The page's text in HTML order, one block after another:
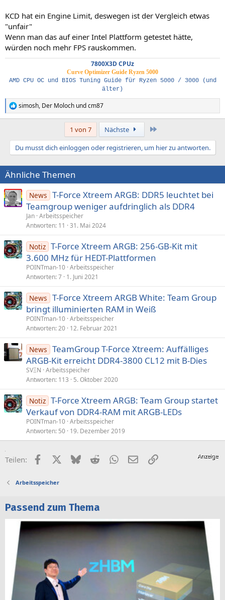
KCD hat ein Engine Limit, deswegen ist der Vergleich etwas
"unfair"
Wenn man das auf einer Intel Plattform getestet hätte,
würden noch mehr FPS rauskommen.
7800X3D CPUz
Curve Optimizer Guide Ryzen 5000
AMD CPU OC und BIOS Tuning Guide für Ryzen 5000 / 3000 (und
älter)
R
e
t
o
n
e
:
simosh, Der Moloch undcm87
1 von 7 Nächste
Du musst dich einloggen oder registrieren, um hier zu antworten.
Ähnliche Themen
News T-Force Xtreem ARGB: DDR5 leuchtet bei
Teamgroup weniger aufdringlich als DDR4
Jan Arbeitsspeicher
Antworten 11 31. Mai 2024
Notiz T-Force Xtreem ARGB: 256-GB-Kit mit
3.600 MHz für HEDT-Plattformen
POINTman-10 Arbeitsspeicher
Antworten 7 1. Juni 2021
News T-Force Xtreem ARGB White: Team Group
bringt illuminierten RAM in Weiß
POINTman-10 Arbeitsspeicher
Antworten 20 12. Februar 2021
News TeamGroup T-Force Xtreem: Auffälliges
ARGB-Kit erreicht DDR4-3800 CL12 mit B-Dies
SVΞN Arbeitsspeicher
Antworten 113 5. Oktober 2020
Notiz T-Force Xtreem ARGB: Team Group startet
Verkauf von DDR4-RAM mit ARGB-LEDs
POINTman-10 Arbeitsspeicher
Antworten 50 19. Dezember 2019
Teilen: FacebookX (Twitter)
BlueskyRedditWhatsApp
E-MailLink
Arbeitsspeicher
Passend zum Thema